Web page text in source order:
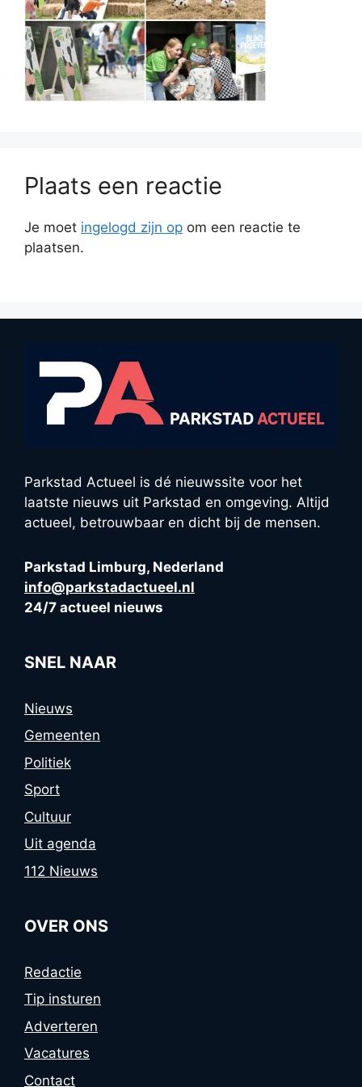
Plaats een reactie
Je moet ingelogd zijn op om een reactie te
plaatsen.
Parkstad Actueel is dé nieuwssite voor het
laatste nieuws uit Parkstad en omgeving. Altijd
actueel, betrouwbaar en dicht bij de mensen.
Parkstad Limburg, Nederland
info@parkstadactueel.nl
24/7 actueel nieuws
SNEL NAAR
Nieuws
Gemeenten
Politiek
Sport
Cultuur
Uit agenda
112 Nieuws
OVER ONS
Redactie
Tip insturen
Adverteren
Vacatures
Contact